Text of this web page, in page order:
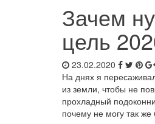
Зачем
цель
23.02.2020
На днях я
из земли, чтобы не
прохладный
почему не могу так